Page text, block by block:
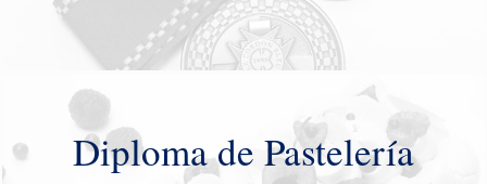
Diploma de Pastelería